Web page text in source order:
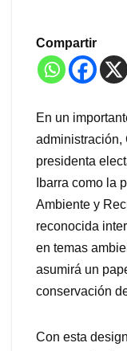
Compartir
En un
administración,
presidenta
Ibarra como la
Ambiente y
reconocida
en temas
asumirá un
conservación
Con esta